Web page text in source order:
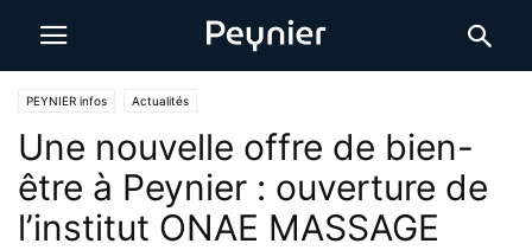
PEYNIER infos Actualités
Une nouvelle offre de bien-
être à Peynier : ouverture de
l’institut ONAE MASSAGE